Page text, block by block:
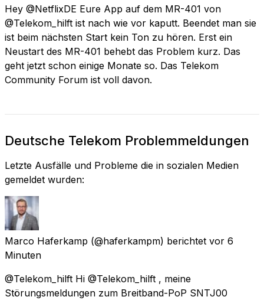
Hey @NetflixDE Eure App auf dem MR-401 von
@Telekom_hilft ist nach wie vor kaputt. Beendet man sie
ist beim nächsten Start kein Ton zu hören. Erst ein
Neustart des MR-401 behebt das Problem kurz. Das
geht jetzt schon einige Monate so. Das Telekom
Community Forum ist voll davon.
Deutsche Telekom Problemmeldungen
Letzte Ausfälle und Probleme die in sozialen Medien
gemeldet wurden:
Marco Haferkamp (@haferkampm) berichtet vor 6
Minuten
@Telekom_hilft Hi @Telekom_hilft , meine
Störungsmeldungen zum Breitband-PoP SNTJ00